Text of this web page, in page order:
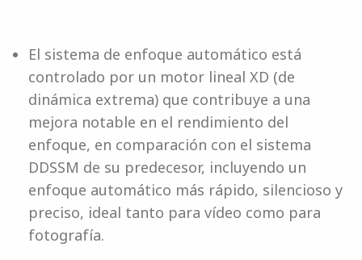
El sistema de enfoque automático está
controlado por un motor lineal XD (de
dinámica extrema) que contribuye a una
mejora notable en el rendimiento del
enfoque, en comparación con el sistema
DDSSM de su predecesor, incluyendo un
enfoque automático más rápido, silencioso y
preciso, ideal tanto para vídeo como para
fotografía.